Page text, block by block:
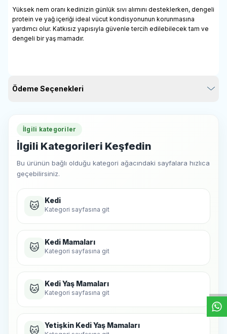
Yüksek nem oranı kedinizin günlük sıvı alımını desteklerken, dengeli
protein ve yağ içeriği ideal vücut kondisyonunun korunmasına
yardımcı olur. Katkısız yapısıyla güvenle tercih edilebilecek tam ve
dengeli bir yaş mamadır.
Ödeme Seçenekleri
İlgili kategoriler
İlgili Kategorileri Keşfedin
Bu ürünün bağlı olduğu kategori ağacındaki sayfalara hızlıca
geçebilirsiniz.
🐱 Kedi
Kategori sayfasına git
🐱 Kedi Mamaları
Kategori sayfasına git
🐱 Kedi Yaş Mamaları
Kategori sayfasına git
🐱 Yetişkin Kedi Yaş Mamaları